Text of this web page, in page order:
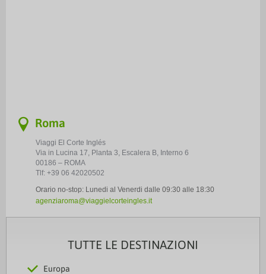
s Roma
Viaggi El Corte Inglés
Via in Lucina 17, Planta 3, Escalera B, Interno 6
00186 – ROMA
Tlf: +39 06 42020502
Orario no-stop: Lunedi al Venerdi dalle 09:30 alle 18:30
agenziaroma@viaggielcorteingles.it
TUTTE LE DESTINAZIONI
Europa